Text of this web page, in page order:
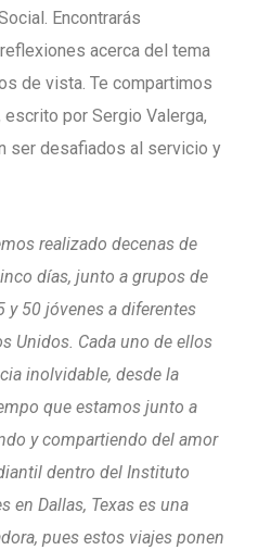
Encontrarás
acerca del tema
de vista. Te compartimos
por Sergio Valerga,
ser desafiados al servicio y
realizado decenas de
días, junto a grupos de
y 50 jóvenes a diferentes
Unidos. Cada uno de ellos
inolvidable, desde la
que estamos junto a
y compartiendo del amor
dentro del Instituto
en Dallas, Texas es una
pues estos viajes ponen